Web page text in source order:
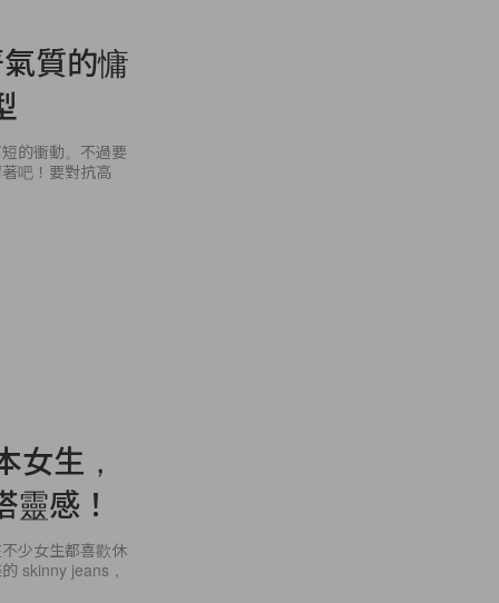
質的慵
的衝動。不過要
吧！要對抗高
女生，
感！
少女生都喜歡休
skinny jeans，